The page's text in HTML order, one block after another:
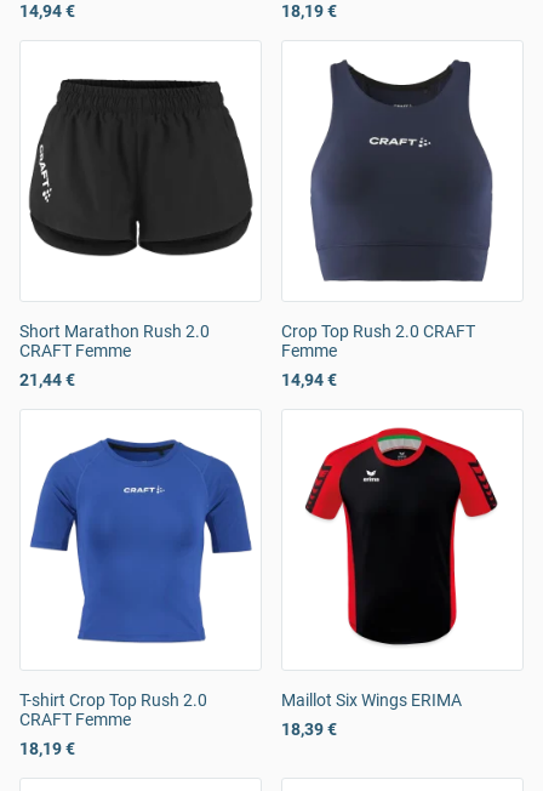
14,94 €
18,19 €
Short Marathon Rush 2.0
CRAFT Femme
21,44 €
Crop Top Rush 2.0 CRAFT
Femme
14,94 €
T-shirt Crop Top Rush 2.0
CRAFT Femme
18,19 €
Maillot Six Wings ERIMA
18,39 €